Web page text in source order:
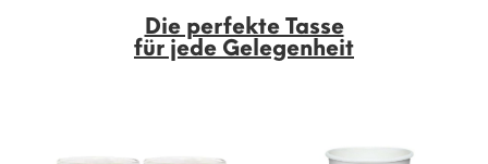
Die perfekte Tasse
für jede Gelegenheit